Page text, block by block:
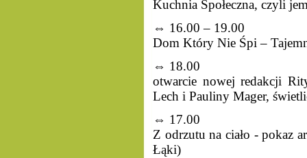
Kuchnia Społeczna, czyli
⇔ 16.00 – 19.00
Dom Który Nie Śpi –
⇔ 18.00
otwarcie nowej redakcji
Lech i Pauliny Mager,
⇔ 17.00
Z odrzutu na ciało - pokaz
Łąki)